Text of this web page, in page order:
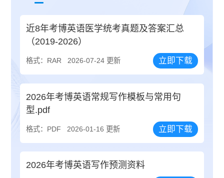
近8年考博英语医学统考真题及答案汇总
（2019-2026）
格式：RAR 2026-07-24 更新 立即下载
2026年考博英语常规写作模板与常用句
型.pdf
格式：PDF 2026-01-16 更新 立即下载
2026年考博英语写作预测资料